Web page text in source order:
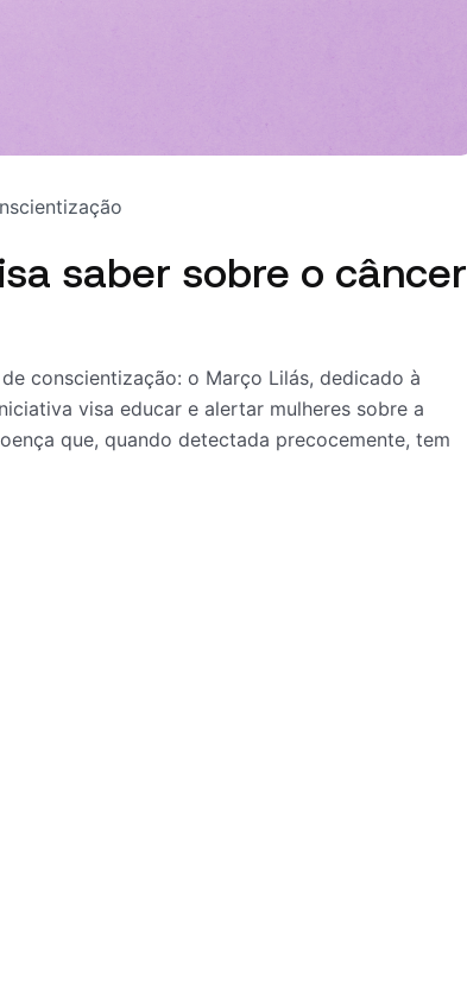
saber sobre o câncer
conscientização: o Março Lilás, dedicado à
visa educar e alertar mulheres sobre a
que, quando detectada precocemente, tem